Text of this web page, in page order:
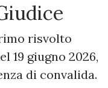
risvolto
19 giugno 2026,
di convalida.